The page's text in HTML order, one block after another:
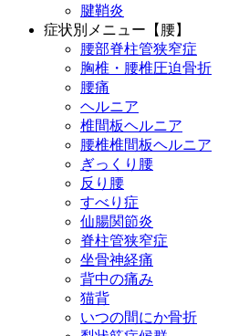
腱鞘炎
症状別メニュー【腰】
腰部脊柱管狭窄症
胸椎・腰椎圧迫骨折
腰痛
ヘルニア
椎間板ヘルニア
腰椎椎間板ヘルニア
ぎっくり腰
反り腰
すべり症
仙腸関節炎
脊柱管狭窄症
坐骨神経痛
背中の痛み
猫背
いつの間にか骨折